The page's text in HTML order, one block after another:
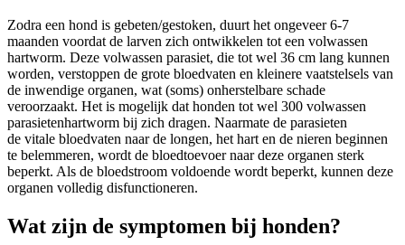
Zodra een hond is gebeten/gestoken, duurt het ongeveer 6-7
maanden voordat de larven zich ontwikkelen tot een volwassen
hartworm. Deze volwassen parasiet, die tot wel 36 cm lang kunnen
worden, verstoppen de grote bloedvaten en kleinere vaatstelsels van
de inwendige organen, wat (soms) onherstelbare schade
veroorzaakt. Het is mogelijk dat honden tot wel 300 volwassen
parasietenhartworm bij zich dragen. Naarmate de parasieten
de vitale bloedvaten naar de longen, het hart en de nieren beginnen
te belemmeren, wordt de bloedtoevoer naar deze organen sterk
beperkt. Als de bloedstroom voldoende wordt beperkt, kunnen deze
organen volledig disfunctioneren.
Wat zijn de symptomen bij honden?